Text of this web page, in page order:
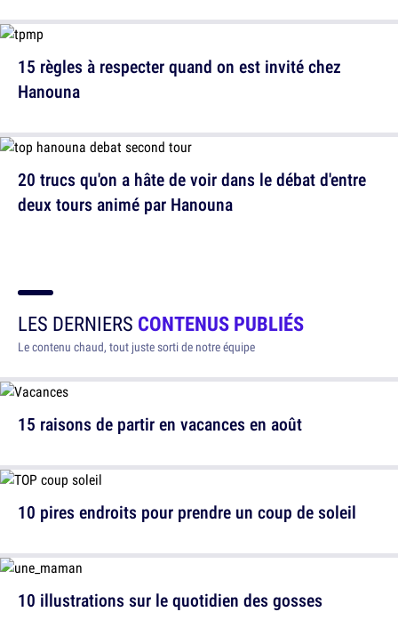
20 trucs qu'on a hâte de voir dans le débat d'entre
deux tours animé par Hanouna
15 règles à respecter quand on est invité chez
Hanouna
LES DERNIERS CONTENUS PUBLIÉS
Le contenu chaud, tout juste sorti de notre équipe
15 raisons de partir en vacances en août
10 illustrations sur le quotidien des gosses
10 pires endroits pour prendre un coup de soleil